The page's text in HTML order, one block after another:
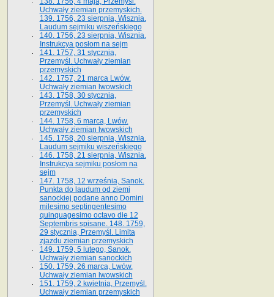
Uchwały ziemian przemyskich.
139. 1756, 23 sierpnia, Wisznia.
Laudum sejmiku wiszeńskiego
140. 1756, 23 sierpnia, Wisznia.
Instrukcya posłom na sejm
141. 1757, 31 stycznia,
Przemyśl. Uchwały ziemian
przemyskich
142. 1757, 21 marca Lwów.
Uchwały ziemian lwowskich
143. 1758, 30 stycznia,
Przemyśl. Uchwały ziemian
przemyskich
144. 1758, 6 marca, Lwów.
Uchwały ziemian lwowskich
145. 1758, 20 sierpnia, Wisznia.
Laudum sejmiku wiszeńskiego
146. 1758, 21 sierpnia, Wisznia.
Instrukcya sejmiku posłom na
sejm
147. 1758, 12 września, Sanok.
Punkta do laudum od ziemi
sanockiej podane anno Domini
milesimo septingentesimo
quinquagesimo octavo die 12
Septembris spisane. 148. 1759,
29 stycznia, Przemyśl. Limita
zjazdu ziemian przemyskich
149. 1759, 5 lutego, Sanok.
Uchwały ziemian sanockich
150. 1759, 26 marca, Lwów.
Uchwały ziemian lwowskich
151. 1759, 2 kwietnia, Przemyśl.
Uchwały ziemian przemyskich